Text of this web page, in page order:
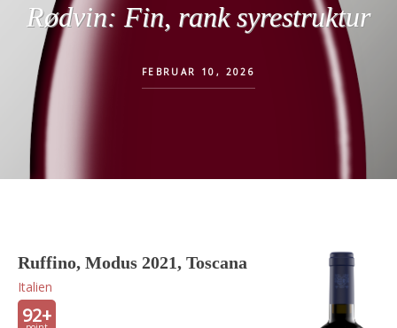
Rødvin: Fin, rank syrestruktur
FEBRUAR 10, 2026
Ruffino, Modus 2021, Toscana
Italien
92+